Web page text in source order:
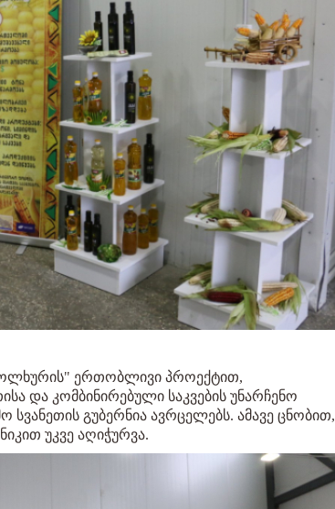
ერთობლივი პროექტით,
და კომბინირებული საკვების უნარჩენო
სვანეთის გუბერნია ავრცელებს. ამავე ცნობით,
უკვე აღიჭურვა.